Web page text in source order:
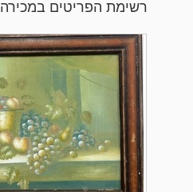
רשימת הפריטים במכירה